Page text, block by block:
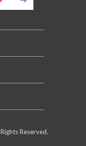
Reserved.